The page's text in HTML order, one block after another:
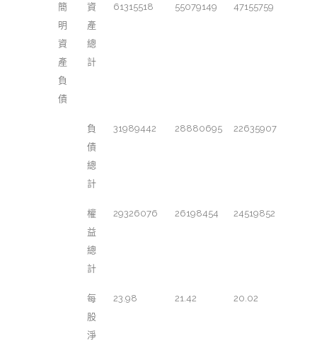
簡
明
資
產
負
債
資
產
總
計
61315518 55079149 47155759
負
債
總
計
31989442 28880695 22635907
權
益
總
計
29326076 26198454 24519852
每
股
淨
23.98 21.42 20.02